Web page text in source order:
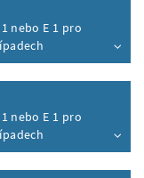
nebo E 1 pro
nebo E 1 pro